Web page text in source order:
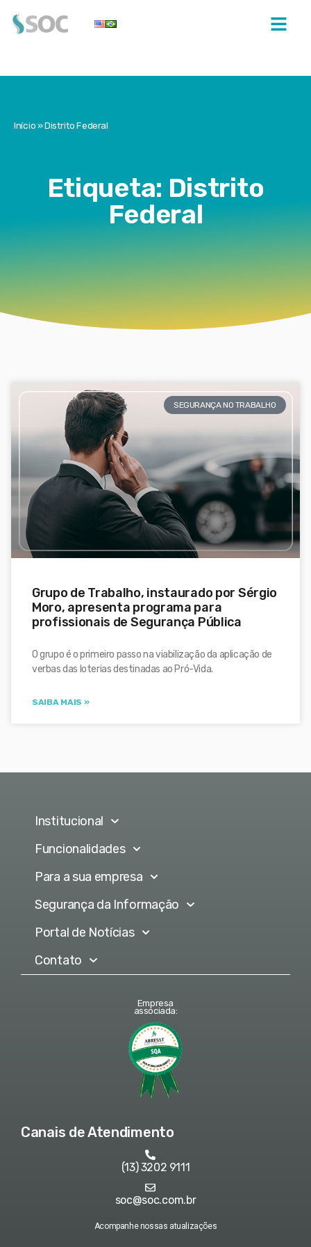
Início»Distrito Federal
Etiqueta: Distrito
Federal
SEGURANÇA NO TRABALHO
Grupo de Trabalho, instaurado por Sérgio
Moro, apresenta programa para
profissionais de Segurança Pública
O grupo é o primeiro passo na viabilização da aplicação de
verbas das loterias destinadas ao Pró-Vida.
SAIBA MAIS »
Institucional
Funcionalidades
Para a sua empresa
Segurança da Informação
Portal de Notícias
Contato
Empresa
associada:
Canais de Atendimento
(13) 3202 9111
soc@soc.com.br
Acompanhe nossas atualizações